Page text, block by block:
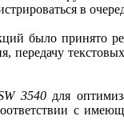
в
было принято
передачу
3540для
с